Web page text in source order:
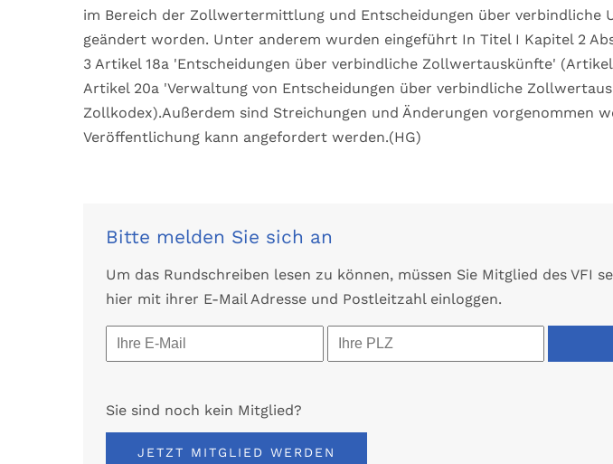
im Bereich der Zollwertermittlung und Entscheidungen über verbindliche
geändert worden. Unter anderem wurden eingeführt In Titel I Kapitel 2
3 Artikel 18a 'Entscheidungen über verbindliche Zollwertauskünfte'
Artikel 20a 'Verwaltung von Entscheidungen über verbindliche
Zollkodex).Außerdem sind Streichungen und Änderungen vorgenommen
Veröffentlichung kann angefordert werden.(HG)
Bitte melden Sie sich an
Um das Rundschreiben lesen zu können, müssen Sie Mitglied des VFI
hier mit ihrer E-Mail Adresse und Postleitzahl einloggen.
Sie sind noch kein Mitglied?
JETZT MITGLIED WERDEN